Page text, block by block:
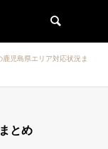
鹿児島県エリア対応状況ま
とめ